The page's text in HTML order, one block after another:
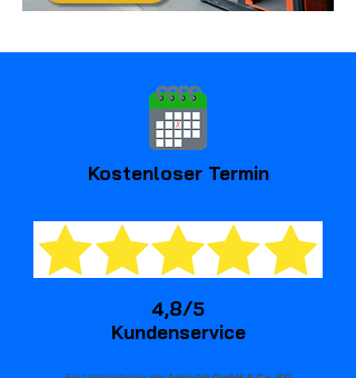
Kostenloser Termin
4,8/5
Kundenservice